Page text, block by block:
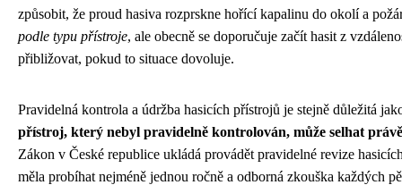
způsobit, že proud hasiva rozprskne hořící kapalinu do okolí a
podle typu přístroje, ale obecně se doporučuje začít hasit z
přibližovat, pokud to situace dovoluje.
Pravidelná kontrola a údržba hasicích přístrojů je stejně důležitá
přístroj, který nebyl pravidelně kontrolován, může selhat
Zákon v České republice ukládá provádět pravidelné revize
měla probíhat nejméně jednou ročně a odborná zkouška každých